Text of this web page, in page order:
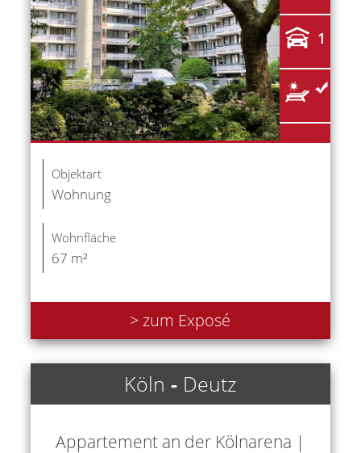
1
Objektart
Wohnung
Wohnfläche
67 m²
> zum Exposé
Köln - Deutz
Appartement an der Kölnarena |